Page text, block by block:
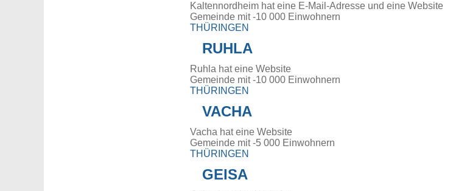
Kaltennordheim hat eine E-Mail-Adresse und eine Website
Gemeinde mit -10 000 Einwohnern
THÜRINGEN
RUHLA
Ruhla hat eine Website
Gemeinde mit -10 000 Einwohnern
THÜRINGEN
VACHA
Vacha hat eine Website
Gemeinde mit -5 000 Einwohnern
THÜRINGEN
GEISA